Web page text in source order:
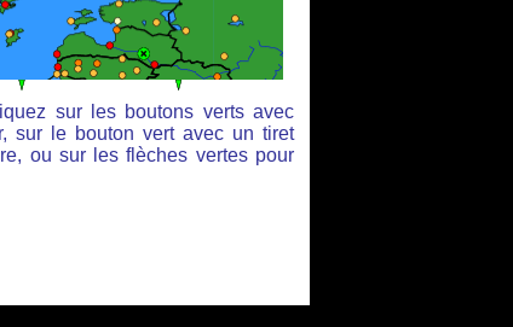
sur les boutons verts avec
sur le bouton vert avec un tiret
ou sur les flèches vertes pour